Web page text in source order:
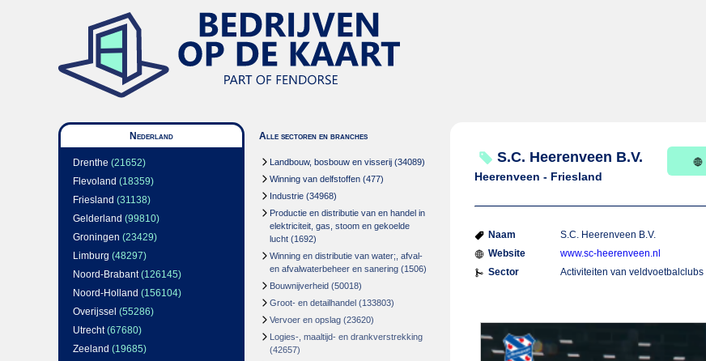
Nederland
Drenthe (21652)
Flevoland (18359)
Friesland (31138)
Gelderland (99810)
Groningen (23429)
Limburg (48297)
Noord-Brabant(126145)
Noord-Holland (156104)
Overijssel (55286)
Utrecht(67680)
Zeeland (19685)
Alle sectoren en branches
Landbouw, bosbouw en visserij (34089)
Winning van delfstoffen (477)
Industrie (34968)
Productie en distributie van en handel in
elektriciteit, gas, stoom en gekoelde
lucht (1692)
Winning en distributie van water;, afval-
en afvalwaterbeheer en sanering (1506)
Bouwnijverheid (50018)
Groot- en detailhandel (133803)
Vervoer en opslag (23620)
Logies-, maaltijd- en drankverstrekking
(42657)
S.C. Heerenveen B.V.
Heerenveen - Friesland
Naam
S.C. Heerenveen B.V.
Website
www.sc-heerenveen.nl
Sector
Activiteiten van veldvoetbalclubs